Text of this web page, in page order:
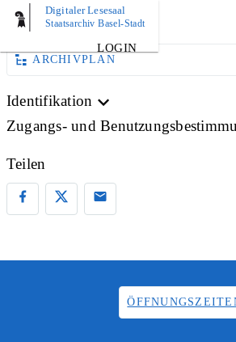
Digitaler Lesesaal
Staatsarchiv Basel-Stadt
LOGIN
AKTE
ARCHIVPLAN
Identifikation
Zugangs- und
Teilen